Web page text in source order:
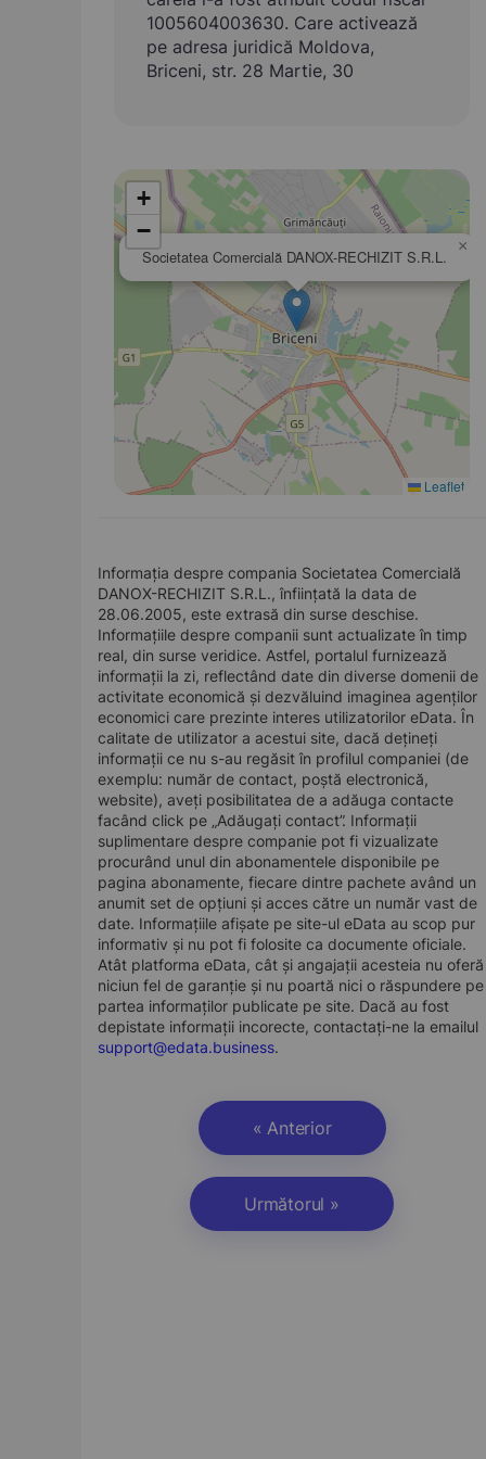
1005604003630. Care activează
pe adresa juridică Moldova,
Briceni, str. 28 Martie, 30
Societatea Comercială DANOX-RECHIZIT S.R.L.
×
+
−
Leaflet
Informația despre compania Societatea Comercială
DANOX-RECHIZIT S.R.L., înființată la data de
28.06.2005, este extrasă din surse deschise.
Informațiile despre companii sunt actualizate în timp
real, din surse veridice. Astfel, portalul furnizează
informații la zi, reflectând date din diverse domenii de
activitate economică și dezvăluind imaginea agenților
economici care prezinte interes utilizatorilor eData. În
calitate de utilizator a acestui site, dacă dețineți
informații ce nu s-au regăsit în profilul companiei (de
exemplu: număr de contact, poștă electronică,
website), aveți posibilitatea de a adăuga contacte
facând click pe „Adăugați contact”. Informații
suplimentare despre companie pot fi vizualizate
procurând unul din abonamentele disponibile pe
pagina abonamente, fiecare dintre pachete având un
anumit set de opțiuni și acces către un număr vast de
date. Informațiile afișate pe site-ul eData au scop pur
informativ și nu pot fi folosite ca documente oficiale.
Atât platforma eData, cât și angajații acesteia nu oferă
niciun fel de garanție și nu poartă nici o răspundere pe
partea informaților publicate pe site. Dacă au fost
depistate informații incorecte, contactați-ne la emailul
support@edata.business.
« Anterior
Următorul »